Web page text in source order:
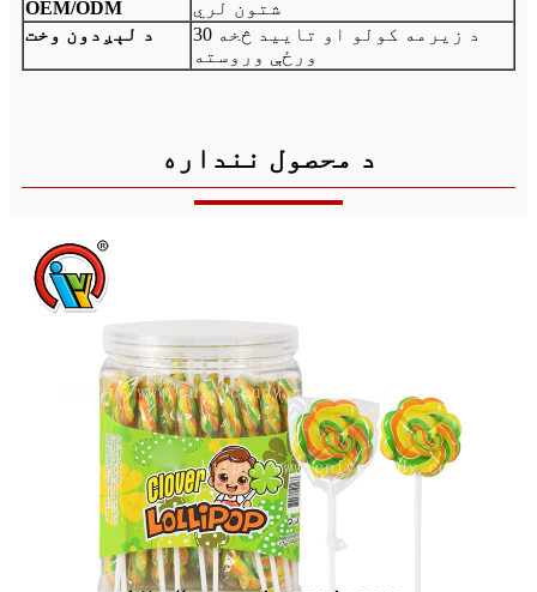
OEM/ODM
شتون لري
د لېږدون وخت
د زیرمه کولو او تایید څخه 30
ورځې وروسته
د محصول ننداره